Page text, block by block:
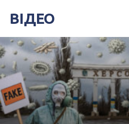
ВІДЕО